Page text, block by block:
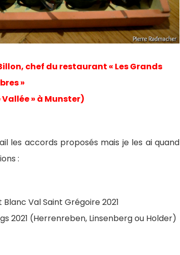
chef du restaurant « Les Grands
»
» à Munster)
les accords proposés mais je les ai quand
:
Val Saint Grégoire 2021
2021 (Herrenreben, Linsenberg ou Holder)